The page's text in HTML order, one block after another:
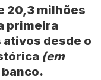
20,3 milhões
primeira
desde o
(em
banco.